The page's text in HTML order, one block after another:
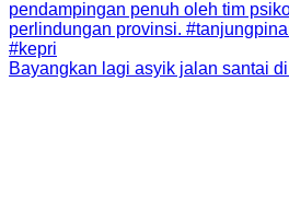
Bayangkan lagi asyik jalan santai